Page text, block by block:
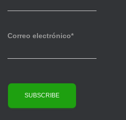
Correo electrónico*